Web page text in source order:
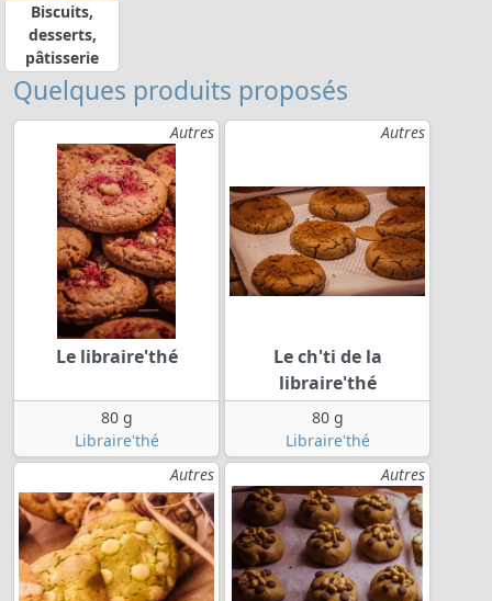
Biscuits,
desserts,
pâtisserie
Quelques produits proposés
Autres
Le libraire'thé
80 g
Libraire'thé
Autres
Le ch'ti de la
libraire'thé
80 g
Libraire'thé
Autres
Autres